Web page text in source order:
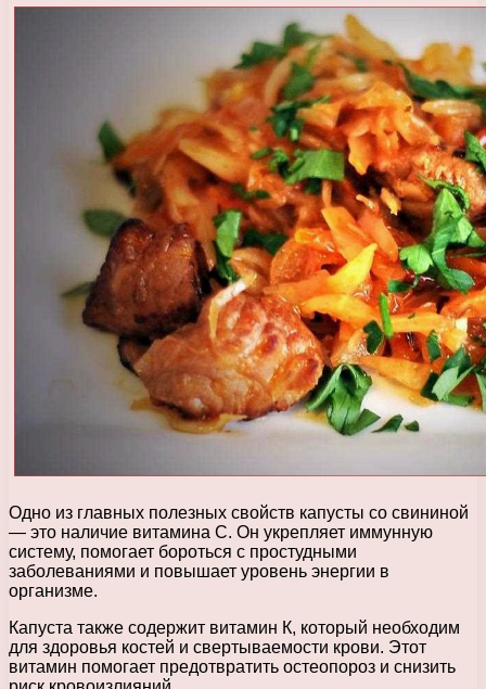
Одно из главных полезных свойств капусты со свининой
— это наличие витамина C. Он укрепляет иммунную
систему, помогает бороться с простудными
заболеваниями и повышает уровень энергии в
организме.
Капуста также содержит витамин К, который необходим
для здоровья костей и свертываемости крови. Этот
витамин помогает предотвратить остеопороз и снизить